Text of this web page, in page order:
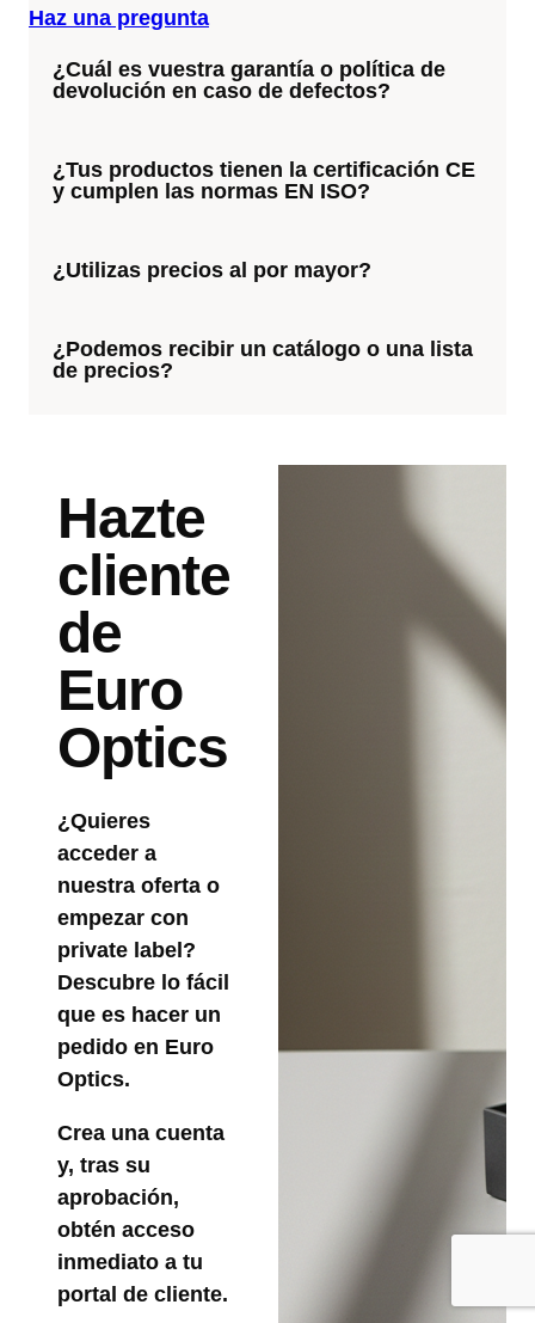
Haz una pregunta
¿Cuál es vuestra garantía o política de
devolución en caso de defectos?
¿Tus productos tienen la certificación CE
y cumplen las normas EN ISO?
¿Utilizas precios al por mayor?
¿Podemos recibir un catálogo o una lista
de precios?
Hazte
cliente
de
Euro
Optics
¿Quieres
acceder a
nuestra oferta o
empezar con
private label?
Descubre lo fácil
que es hacer un
pedido en Euro
Optics.
Crea una cuenta
y, tras su
aprobación,
obtén acceso
inmediato a tu
portal de cliente.